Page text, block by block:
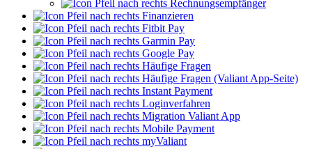
Rechnungsempfänger
Finanzieren
Fitbit Pay
Garmin Pay
Google Pay
Häufige Fragen
Häufige Fragen (Valiant App-Seite)
Instant Payment
Loginverfahren
Migration Valiant App
Mobile Payment
myValiant